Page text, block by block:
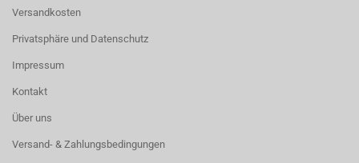
Versandkosten
Privatsphäre und Datenschutz
Impressum
Kontakt
Über uns
Versand- & Zahlungsbedingungen